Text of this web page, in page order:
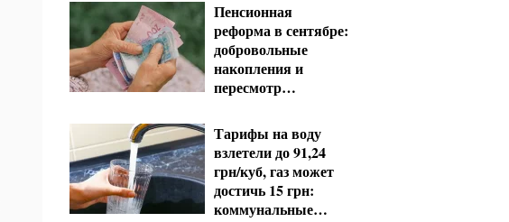
Пенсионная
реформа в сентябре:
добровольные
накопления и
пересмотр
Тарифы на воду
взлетели до 91,24
грн/куб, газ может
достичь 15 грн:
коммунальные